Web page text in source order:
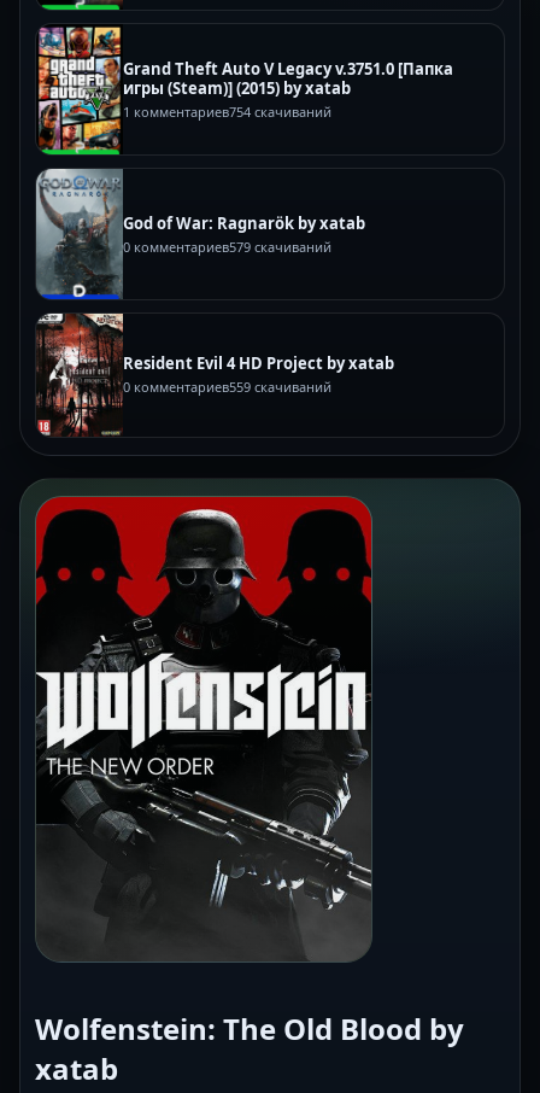
Grand Theft Auto V Legacy v.3751.0 [Папка
игры (Steam)] (2015) by xatab
1 комментариев754 скачиваний
God of War: Ragnarök by xatab
0 комментариев579 скачиваний
Resident Evil 4 HD Project by xatab
0 комментариев559 скачиваний
Wolfenstein: The Old Blood by
xatab